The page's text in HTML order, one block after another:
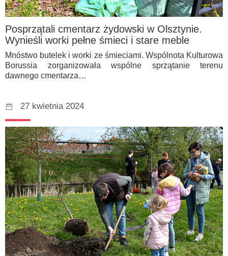
Posprzątali cmentarz żydowski w Olsztynie.
Wynieśli worki pełne śmieci i stare meble
Mnóstwo butelek i worki ze śmieciami. Wspólnota Kulturowa
Borussia zorganizowała wspólne sprzątanie terenu
dawnego cmentarza…
27 kwietnia 2024